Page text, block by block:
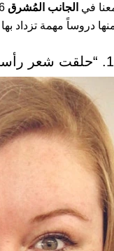
في الجانب المُشرق
دروساً مهمة تزداد
1. “حلقت شعر رأسي لإصابتي بمرض السرطان وتبرعت بشعري لصنع باروكة!”